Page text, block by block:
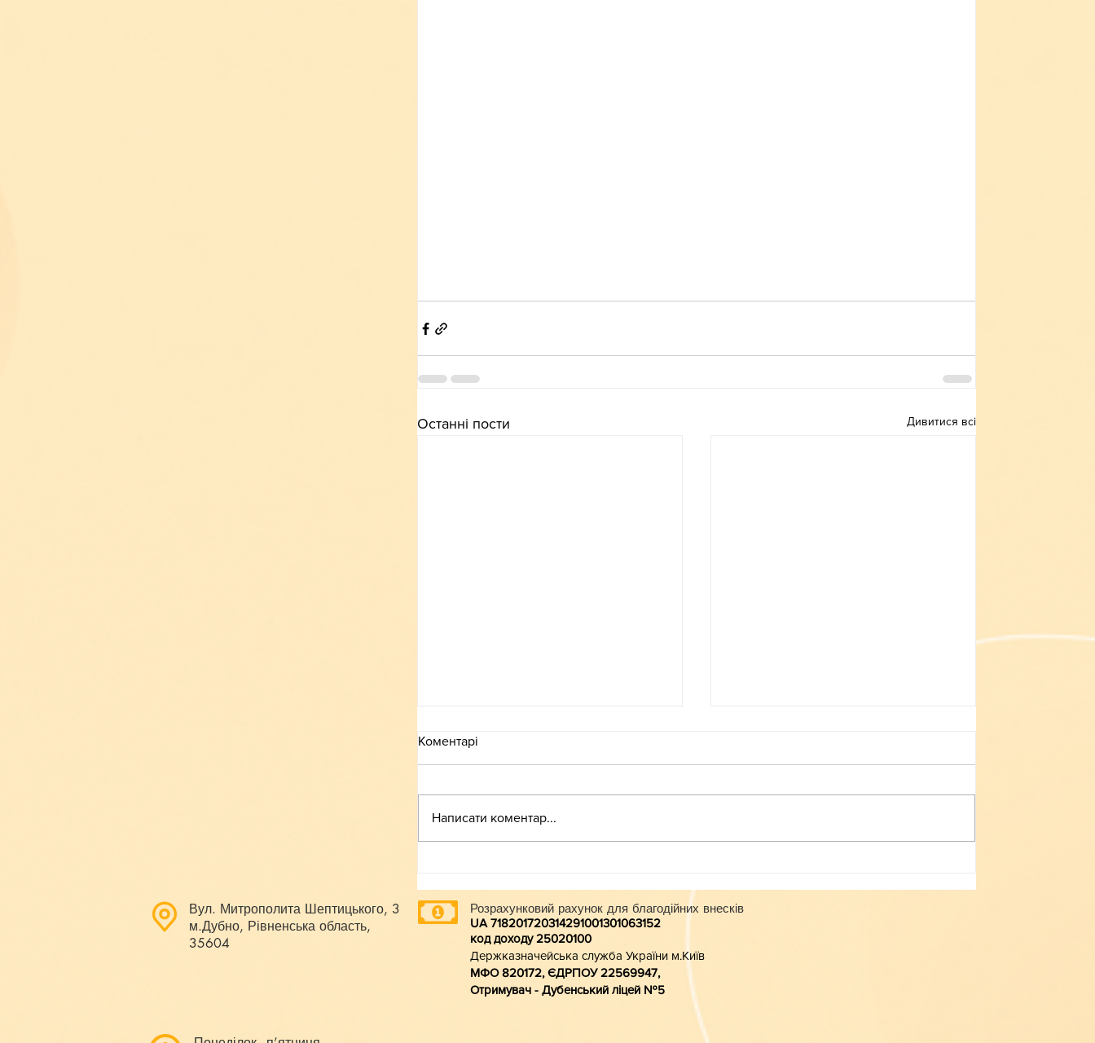
Останні пости Дивитися всі
Небезпека зачепінгу
Коментарі
Написати коментар...
Вул. Митрополита Шептицького, 3
м.Дубно, Рівненська область,
35604
Розрахунковий рахунок для благодійних внесків
UA 718201720314291001301063152
код доходу 25020100
Держказначейська служба України м.Київ
МФО 820172, ЄДРПОУ 22569947,
Отримувач - Дубенський ліцей №5